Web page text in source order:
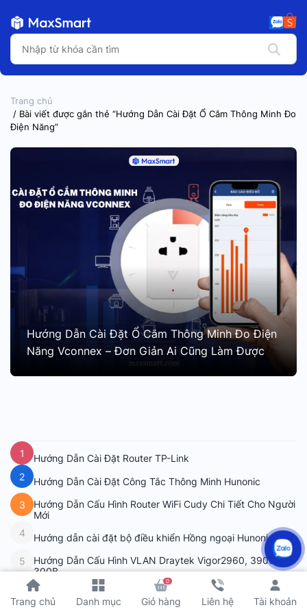
Trang chủ Danh mục
0
Giỏ hàng Liên hệ Tài khoản
Trang chủ
/ Bài viết được gắn thẻ “Hướng Dẫn Cài Đặt Ổ Cắm Thông Minh Đo
Điện Năng”
Hướng Dẫn Cài Đặt Ổ Cắm Thông Minh Đo Điện
Năng Vconnex – Đơn Giản Ai Cũng Làm Được
1
Hướng Dẫn Cài Đặt Router TP-Link
2
Hướng Dẫn Cài Đặt Công Tắc Thông Minh Hunonic
3
Hướng Dẫn Cấu Hình Router WiFi Cudy Chi Tiết Cho Người
Mới
4
Hướng dẫn cài đặt bộ điều khiển Hồng ngoại Hunonic
5
Hướng Dẫn Cấu Hình VLAN Draytek Vigor2960, 3900,
300B
Xem thêm